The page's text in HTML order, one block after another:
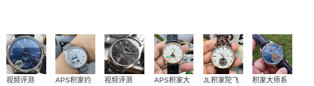
视频评测
APS积家约
视频评测
APS积家大
JL积家陀飞
积家大师系